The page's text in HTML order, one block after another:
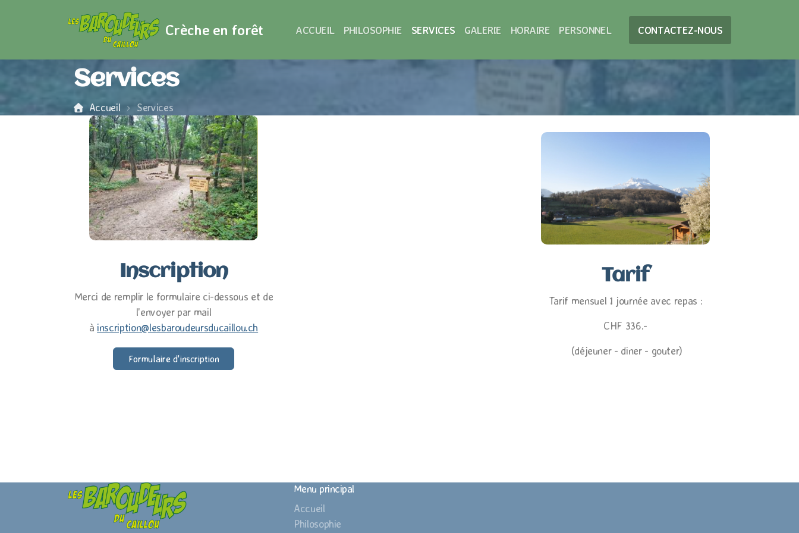
Crèche en forêt ACCUEIL PHILOSOPHIE SERVICES GALERIE HORAIRE PERSONNEL CONTACTEZ-NOUS
Services
Accueil Services
Inscription
Merci de remplir le formulaire ci-dessous et de
l'envoyer par mail
à inscription@lesbaroudeursducaillou.ch
Formulaire d'inscription
Tarif
Tarif mensuel 1 journée avec repas :
CHF 336.-
(déjeuner - diner - gouter)
Menu principal
Accueil
Philosophie